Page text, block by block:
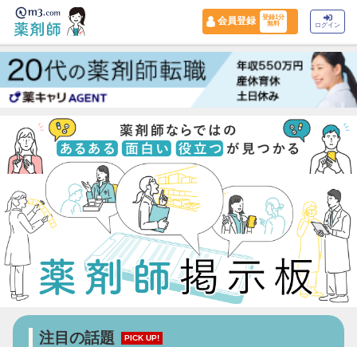
会員登録
登録1分
無料
ログイン
注目の話題 PICK UP!